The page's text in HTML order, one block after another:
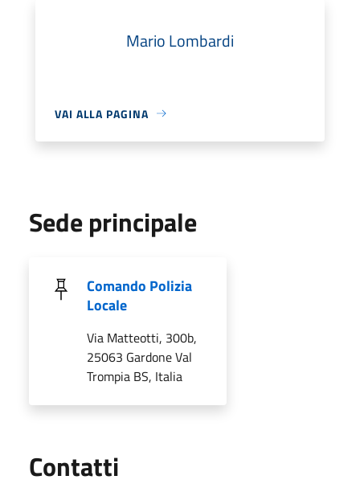
Mario Lombardi
VAI ALLA PAGINA
Sede principale
Comando Polizia
Locale
Via Matteotti, 300b,
25063 Gardone Val
Trompia BS, Italia
Contatti